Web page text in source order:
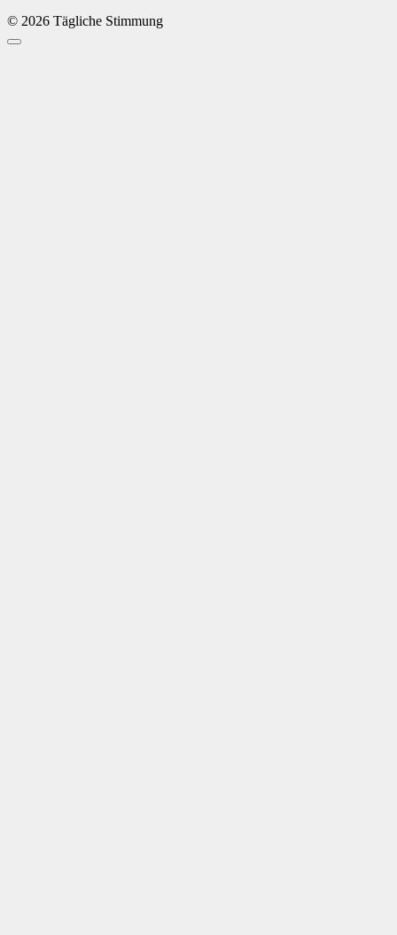
© 2026 Tägliche Stimmung